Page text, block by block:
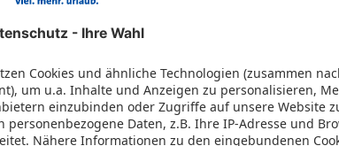
in einem Paket kombiniert werden – das spart Zeit